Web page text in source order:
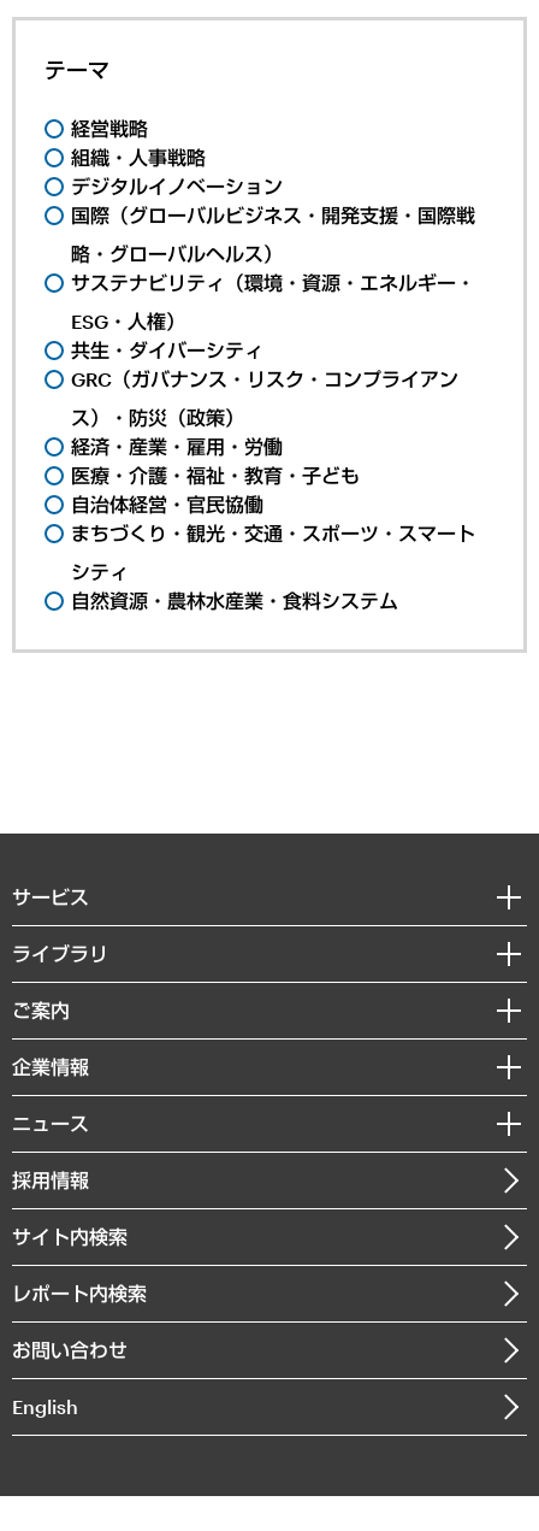
テーマ
経営戦略
組織・人事戦略
デジタルイノベーション
国際（グローバルビジネス・開発支援・国際戦
略・グローバルヘルス）
サステナビリティ（環境・資源・エネルギー・
ESG・人権）
共生・ダイバーシティ
GRC（ガバナンス・リスク・コンプライアン
ス）・防災（政策）
経済・産業・雇用・労働
医療・介護・福祉・教育・子ども
自治体経営・官民協働
まちづくり・観光・交通・スポーツ・スマート
シティ
自然資源・農林水産業・食料システム
サービス
経営戦略
組織・人事戦略
デジタルイノベーション
共生・ダイバーシティ
GRC（ガバナンス・リスク・コンプライアンス）・防災（政策）
経済・産業・雇用・労働
まちづくり・観光・交通・スポーツ・スマートシティ
自然資源・農林水産業・食料システム
ライブラリ
経済調査
レポート
コラム
経営用語集
受託・受注実績（官公庁関連）
メディア掲載・出演
ご案内
セミナー・イベント情報
MUFGビジネスセミナー
受託案件情報
企業情報
私たちの想い
社長メッセージ
会社概要
沿革
組織図・本部部室紹介
インドネシア現地法人
個人情報保護方針
ニュース
ニュースリリース
お知らせ
採用情報
サイト内検索
レポート内検索
お問い合わせ
English